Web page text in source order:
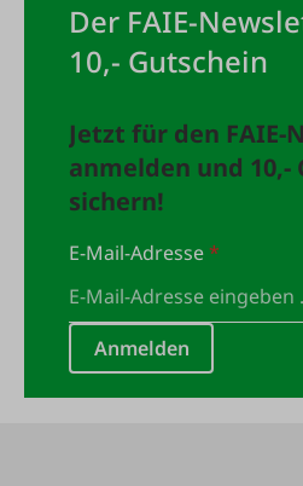
Der FAIE-
10,- Gutschein
Jetzt für den FAIE-
anmelden und 10,-
sichern!
E-Mail-Adresse*
Anmelden